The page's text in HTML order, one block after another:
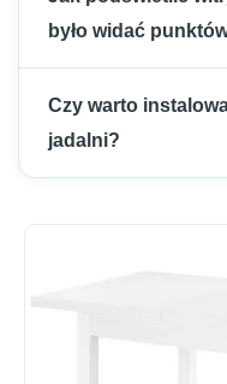
było widać
Czy warto
jadalni?